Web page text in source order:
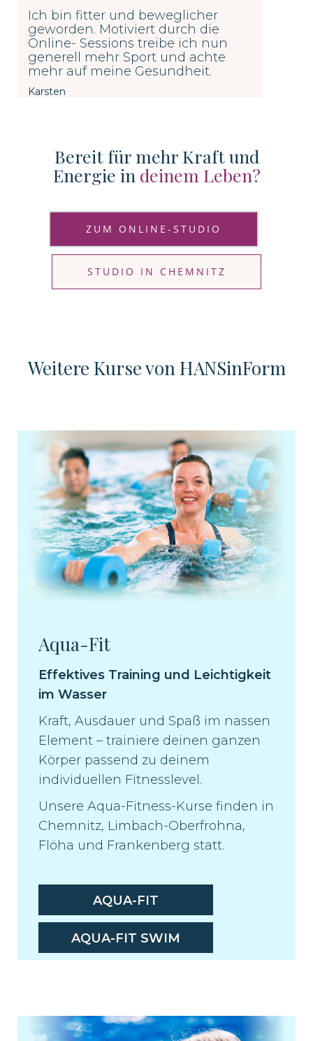
Ich bin fitter und beweglicher
geworden. Motiviert durch die
Online- Sessions treibe ich nun
generell mehr Sport und achte
mehr auf meine Gesundheit.
Karsten
Bereit für mehr Kraft und
Energie in deinem Leben?
ZUM ONLINE-STUDIO
STUDIO IN CHEMNITZ
Weitere Kurse von HANSinForm
Aqua-Fit
Effektives Training und Leichtigkeit
im Wasser
Kraft, Ausdauer und Spaß im nassen
Element – trainiere deinen ganzen
Körper passend zu deinem
individuellen Fitnesslevel.
Unsere Aqua-Fitness-Kurse finden in
Chemnitz, Limbach-Oberfrohna,
Flöha und Frankenberg statt.
AQUA-FIT
AQUA-FIT SWIM